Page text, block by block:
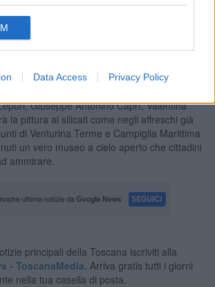
Data Access Privacy Policy
si sono conclusi le opere al teatro dei
programma l'intervento alla
, fonte d’acqua pubblica dove si lavorerà dalla
che sarà decorata prima dell'inaugurazione e
diplomato all’Accademia, vedrà all’opera il
Giuseppe Antonino Caprì, Valentina
la pittura ai silicati come negli affreschi già
di Venturina Terme e Campiglia Marittima
un vero museo a cielo aperto che cittadini
ammirare.
principali della Toscana iscriviti alla
- ToscanaMedia. Arriva gratis tutti i giorni
nella tua casella di posta.